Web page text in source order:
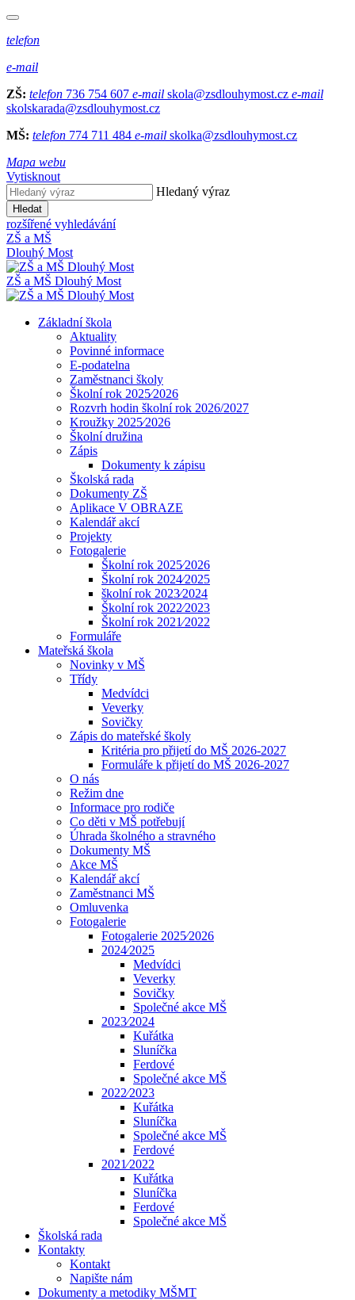
telefon
e-mail
ZŠ: telefon 736 754 607 e-mail skola@zsdlouhymost.cz e-mail
skolskarada@zsdlouhymost.cz
MŠ: telefon 774 711 484 e-mail skolka@zsdlouhymost.cz
Mapa webu
Vytisknout
Hledaný výraz
Hledat
rozšířené vyhledávání
ZŠ a MŠ
Dlouhý Most
ZŠ a MŠ Dlouhý Most
Základní škola
Aktuality
Povinné informace
E-podatelna
Zaměstnanci školy
Školní rok 2025⁄2026
Rozvrh hodin školní rok 2026/2027
Kroužky 2025⁄2026
Školní družina
Zápis
Dokumenty k zápisu
Školská rada
Dokumenty ZŠ
Aplikace V OBRAZE
Kalendář akcí
Projekty
Fotogalerie
Školní rok 2025⁄2026
Školní rok 2024⁄2025
školní rok 2023⁄2024
Školní rok 2022⁄2023
Školní rok 2021⁄2022
Formuláře
Mateřská škola
Novinky v MŠ
Třídy
Medvídci
Veverky
Sovičky
Zápis do mateřské školy
Kritéria pro přijetí do MŠ 2026-2027
Formuláře k přijetí do MŠ 2026-2027
O nás
Režim dne
Informace pro rodiče
Co děti v MŠ potřebují
Úhrada školného a stravného
Dokumenty MŠ
Akce MŠ
Kalendář akcí
Zaměstnanci MŠ
Omluvenka
Fotogalerie
Fotogalerie 2025⁄2026
2024⁄2025
Medvídci
Veverky
Sovičky
Společné akce MŠ
2023⁄2024
Kuřátka
Sluníčka
Ferdové
Společné akce MŠ
2022⁄2023
Kuřátka
Sluníčka
Společné akce MŠ
Ferdové
2021⁄2022
Kuřátka
Sluníčka
Ferdové
Společné akce MŠ
Školská rada
Kontakty
Kontakt
Napište nám
Dokumenty a metodiky MŠMT